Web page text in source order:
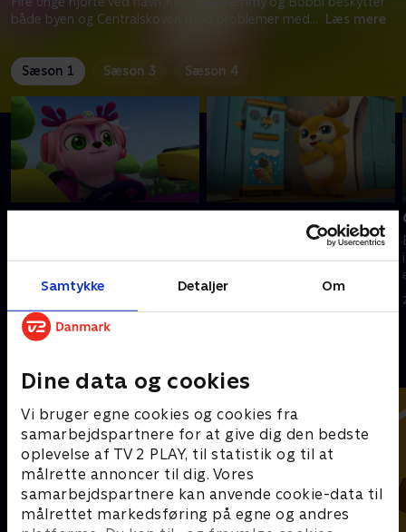
Samtykke Detaljer Om
Dine data og cookies
Vi bruger egne cookies og cookies fra
samarbejdspartnere for at give dig den bedste
oplevelse af TV 2 PLAY, til statistik og til at
målrette annoncer til dig. Vores
samarbejdspartnere kan anvende cookie-data til
målrettet markedsføring på egne og andres
både byen og Centralskoven mod problemer med... Læs mere
Sæson 1 Sæson 3 Sæson 4
parkpasser. Don Stål forsøger
Don Ståls replikator forårsager
kaos. Ismaskinen går amok.
21. februar 2023 • 23 min